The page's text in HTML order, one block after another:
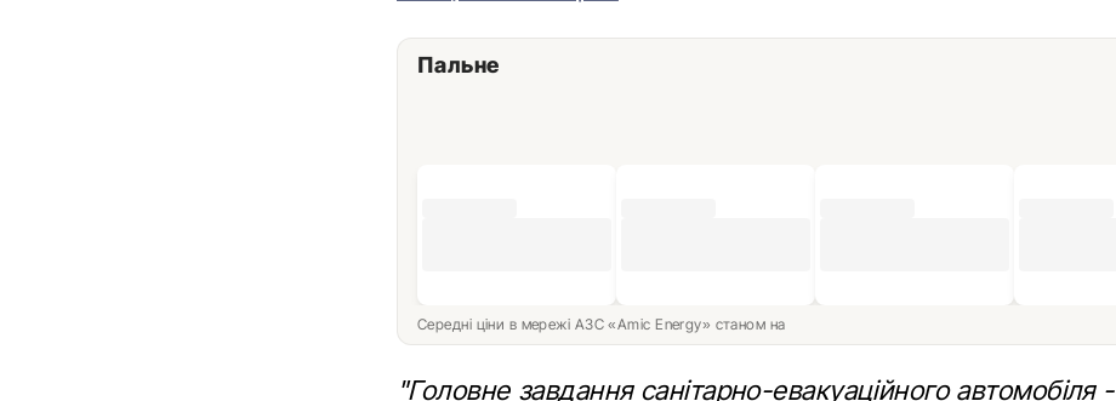
Пальне
Середні ціни в мережі АЗС «Amic Energy» станом на
"Головне завдання санітарно-евакуаційного автомобіля -